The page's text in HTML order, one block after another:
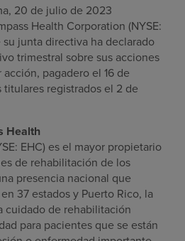
, 20 de julio de 2023
Health Corporation (NYSE:
junta directiva ha declarado
trimestral sobre sus acciones
acción, pagadero el 16 de
titulares registrados el 2 de
Health
EHC) es el mayor propietario
de rehabilitación de los
presencia nacional que
37 estados y Puerto Rico, la
cuidado de rehabilitación
para pacientes que se están